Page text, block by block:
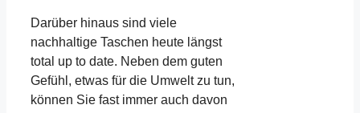
Darüber hinaus sind viele
nachhaltige Taschen heute längst
total up to date. Neben dem guten
Gefühl, etwas für die Umwelt zu tun,
können Sie fast immer auch davon